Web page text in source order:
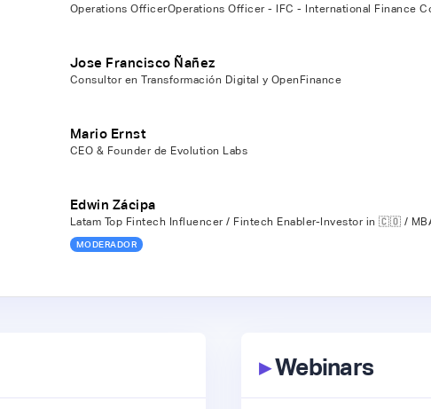
Operations OfficerOperations Officer - IFC - International Finance
Jose Francisco Ñañez
Consultor en Transformación Digital y OpenFinance
Mario Ernst
CEO & Founder de Evolution Labs
Edwin Zácipa
Latam Top Fintech Influencer / Fintech Enabler-Investor in 🇨🇴 /
MODERADOR
▸Webinars